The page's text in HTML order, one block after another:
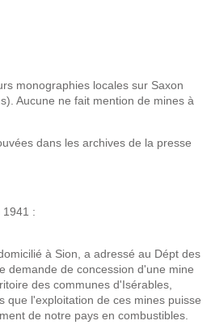
monographies locales sur Saxon
Aucune ne fait mention de mines à
dans les archives de la presse
1941 :
à Sion, a adressé au Dépt des
demande de concession d'une mine
des communes d'Isérables,
que l'exploitation de ces mines puisse
de notre pays en combustibles.